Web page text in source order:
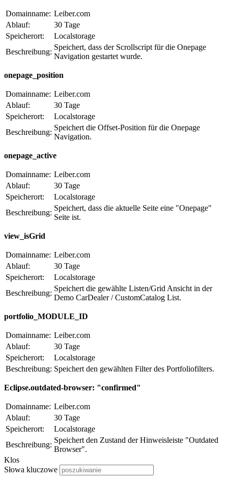
Domainname: Leiber.com
Ablauf:
30 Tage
Speicherort:
Localstorage
Beschreibung:
Speichert, dass der Scrollscript für die Onepage
Navigation gestartet wurde.
onepage_position
Domainname: Leiber.com
Ablauf:
30 Tage
Speicherort:
Localstorage
Beschreibung:
Speichert die Offset-Position für die Onepage
Navigation.
onepage_active
Domainname: Leiber.com
Ablauf:
30 Tage
Speicherort:
Localstorage
Beschreibung:
Speichert, dass die aktuelle Seite eine "Onepage"
Seite ist.
view_isGrid
Domainname: Leiber.com
Ablauf:
30 Tage
Speicherort:
Localstorage
Beschreibung:
Speichert die gewählte Listen/Grid Ansicht in der
Demo CarDealer / CustomCatalog List.
portfolio_MODULE_ID
Domainname: Leiber.com
Ablauf:
30 Tage
Speicherort:
Localstorage
Beschreibung: Speichert den gewählten Filter des Portfoliofilters.
Eclipse.outdated-browser: "confirmed"
Domainname: Leiber.com
Ablauf:
30 Tage
Speicherort:
Localstorage
Beschreibung:
Speichert den Zustand der Hinweisleiste "Outdated
Browser".
Klos
Słowa kluczowe